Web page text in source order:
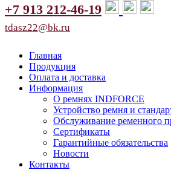
+7 913 212-46-19
tdasz22@bk.ru
Главная
Продукция
Оплата и доставка
Информация
О ремнях INDFORCE
Устройство ремня и
Обслуживание ременного
Сертификаты
Гарантийные обязательства
Новости
Контакты